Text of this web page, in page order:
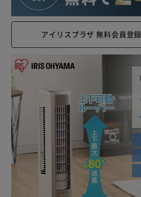
アイリスプラザ 無料会員登